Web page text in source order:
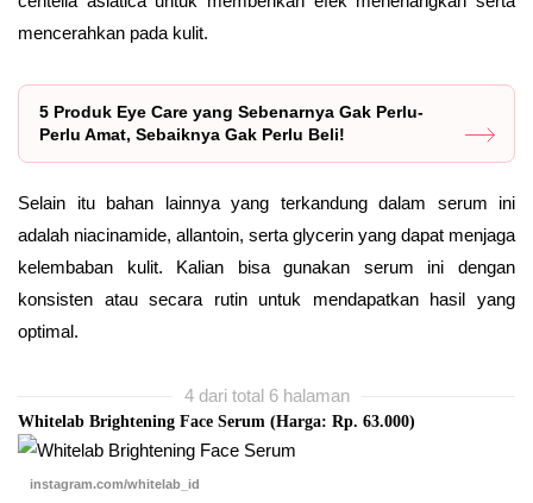
mencerahkan pada kulit.
5 Produk Eye Care yang Sebenarnya Gak Perlu-
Perlu Amat, Sebaiknya Gak Perlu Beli!
Selain itu bahan lainnya yang terkandung dalam serum ini
adalah niacinamide, allantoin, serta glycerin yang dapat menjaga
kelembaban kulit. Kalian bisa gunakan serum ini dengan
konsisten atau secara rutin untuk mendapatkan hasil yang
optimal.
4 dari total 6 halaman
Whitelab Brightening Face Serum (Harga: Rp. 63.000)
instagram.com/whitelab_id